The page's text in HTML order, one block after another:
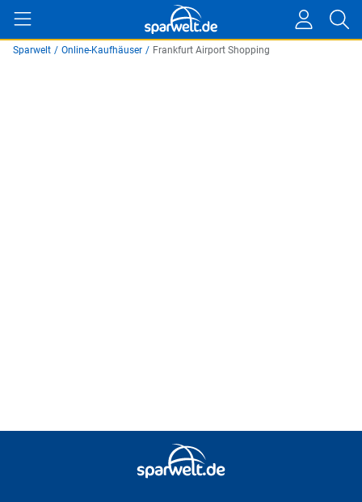
Sparwelt / Online-Kaufhäuser / Frankfurt Airport Shopping